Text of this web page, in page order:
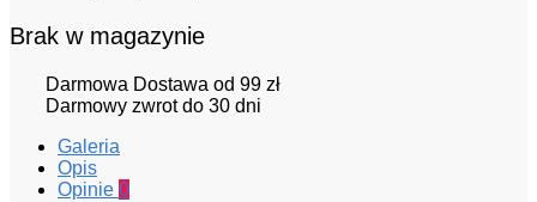
Brak w magazynie
Darmowa Dostawa od 99 zł
Darmowy zwrot do 30 dni
Galeria
Opis
Opinie 0